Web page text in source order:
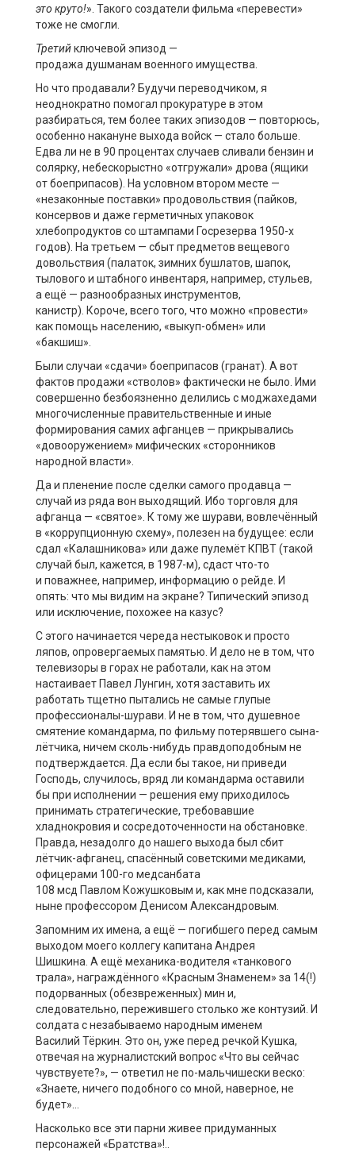
это круто!». Такого создатели фильма «перевести»
тоже не смогли.
Третийключевой эпизод —
продажа душманам военного имущества.
Но что продавали? Будучи переводчиком, я
неоднократно помогал прокуратуре в этом
разбираться, тем более таких эпизодов — повторюсь,
особенно накануне выхода войск — стало больше.
Едва ли не в 90 процентах случаев сливали бензин и
солярку, небескорыстно «отгружали» дрова (ящики
от боеприпасов). На условном втором месте —
«незаконные поставки» продовольствия (пайков,
консервов и даже герметичных упаковок
хлебопродуктов со штампами Госрезерва 1950-х
годов). На третьем — сбыт предметов вещевого
довольствия (палаток, зимних бушлатов, шапок,
тылового и штабного инвентаря, например, стульев,
а ещё — разнообразных инструментов,
канистр). Короче, всего того, что можно «провести»
как помощь населению, «выкуп-обмен» или
«бакшиш».
Были случаи «сдачи» боеприпасов (гранат). А вот
фактов продажи «стволов» фактически не было. Ими
совершенно безбоязненно делились с моджахедами
многочисленные правительственные и иные
формирования самих афганцев — прикрывались
«довооружением» мифических «сторонников
народной власти».
Да и пленение после сделки самого продавца —
случай из ряда вон выходящий. Ибо торговля для
афганца — «святое». К тому же шурави, вовлечённый
в «коррупционную схему», полезен на будущее: если
сдал «Калашникова» или даже пулемёт КПВТ (такой
случай был, кажется, в 1987-м), сдаст что-то
и поважнее, например, информацию о рейде. И
опять: что мы видим на экране? Типический эпизод
или исключение, похожее на казус?
С этого начинается череда нестыковок и просто
ляпов, опровергаемых памятью. И дело не в том, что
телевизоры в горах не работали, как на этом
настаивает Павел Лунгин, хотя заставить их
работать тщетно пытались не самые глупые
профессионалы-шурави . И не в том, что душевное
смятение командарма, по фильму потерявшего сына-
лётчика, ничем сколь-нибудь правдоподобным не
подтверждается. Да если бы такое, ни приведи
Господь, случилось, вряд ли командарма оставили
бы при исполнении — решения ему приходилось
принимать стратегические, требовавшие
хладнокровия и сосредоточенности на обстановке.
Правда, незадолго до нашего выхода был сбит
лётчик-афганец, спасённый советскими медиками,
офицерами 100-го медсанбата
108 мсд Павлом Кожушковым и, как мне подсказали,
ныне профессором Денисом Александровым.
Запомним их имена, а ещё — погибшего перед самым
выходом моего коллегу капитана Андрея
Шишкина. А ещё механика-водителя «танкового
трала», награждённого «Красным Знаменем» за 14(!)
подорванных (обезвреженных) мин и,
следовательно, пережившего столько же контузий. И
солдата с незабываемо народным именем
Василий Тёркин . Это он, уже перед речкой Кушка,
отвечая на журналистский вопрос «Что вы сейчас
чувствуете?», — ответил не по-мальчишески веско:
«Знаете, ничего подобного со мной, наверное, не
будет»…
Насколько все эти парни живее придуманных
персонажей «Братства»!..